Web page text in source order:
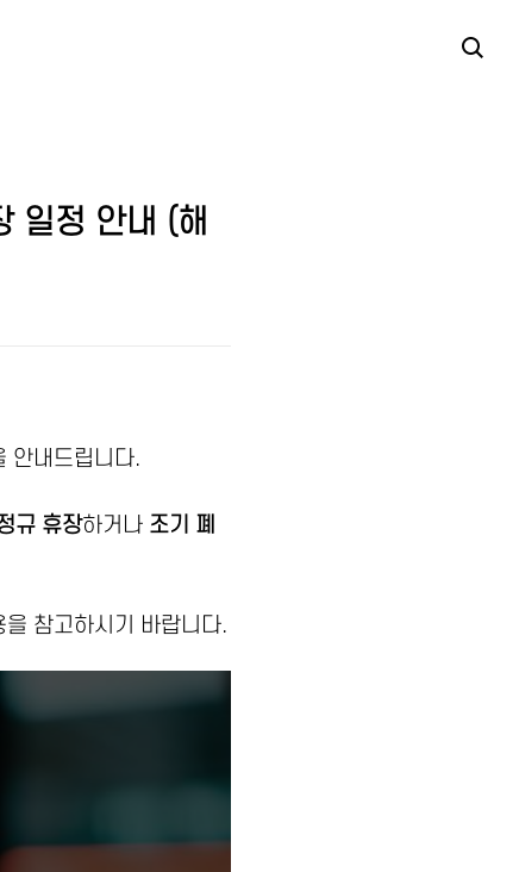
일정 안내 (해
안내드립니다.
규 휴장하거나 조기 폐
참고하시기 바랍니다.